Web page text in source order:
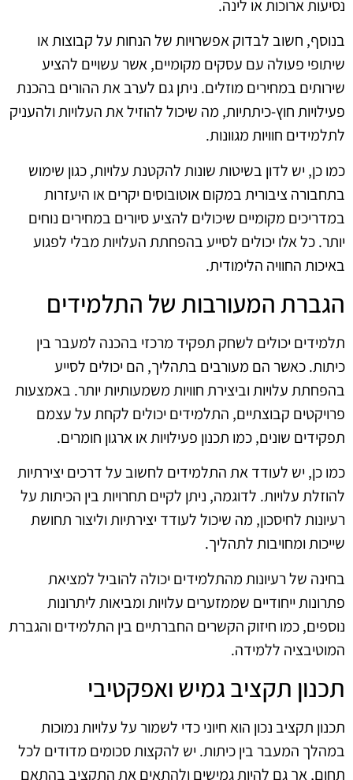
נסיעות ארוכות או לינה.
בנוסף, חשוב לבדוק אפשרויות של הנחות על קבוצות או
שיתופי פעולה עם עסקים מקומיים, אשר עשויים להציע
שירותים במחירים מוזלים. ניתן גם לערב את ההורים בהכנת
פעילויות חוץ-כיתתיות, מה שיכול להוזיל את העלויות ולהעניק
לתלמידים חוויות מגוונות.
כמו כן, יש לדון בשיטות שונות להקטנת עלויות, כגון שימוש
בתחבורה ציבורית במקום אוטובוסים יקרים או היעזרות
במדריכים מקומיים שיכולים להציע סיורים במחירים נוחים
יותר. כל אלו יכולים לסייע בהפחתת העלויות מבלי לפגוע
באיכות החוויה הלימודית.
הגברת המעורבות של התלמידים
תלמידים יכולים לשחק תפקיד מרכזי בהכנה למעבר בין
כיתות. כאשר הם מעורבים בתהליך, הם יכולים לסייע
בהפחתת עלויות וביצירת חוויות משמעותיות יותר. באמצעות
פרויקטים קבוצתיים, התלמידים יכולים לקחת על עצמם
תפקידים שונים, כמו תכנון פעילויות או ארגון חומרים.
כמו כן, יש לעודד את התלמידים לחשוב על דרכים יצירתיות
להוזלת עלויות. לדוגמה, ניתן לקיים תחרויות בין הכיתות על
רעיונות לחיסכון, מה שיכול לעודד יצירתיות וליצור תחושת
שייכות ומחויבות לתהליך.
בחינה של רעיונות מהתלמידים יכולה להוביל למציאת
פתרונות ייחודיים שממזערים עלויות ומביאות ליתרונות
נוספים, כמו חיזוק הקשרים החברתיים בין התלמידים והגברת
המוטיבציה ללמידה.
תכנון תקציב גמיש ואפקטיבי
תכנון תקציב נכון הוא חיוני כדי לשמור על עלויות נמוכות
במהלך המעבר בין כיתות. יש להקצות סכומים מדודים לכל
תחום, אך גם להיות גמישים ולהתאים את התקציב בהתאם